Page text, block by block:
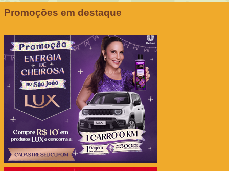
Promoções em destaque